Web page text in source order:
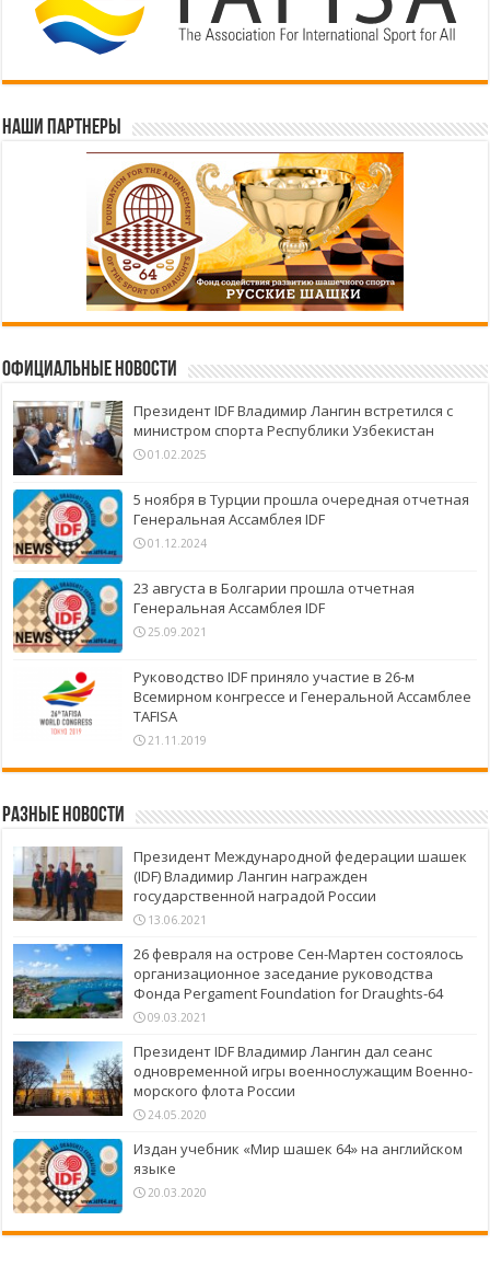
Наши партнеры
Официальные новости
Президент IDF Владимир Лангин встретился с
министром спорта Республики Узбекистан
01.02.2025
5 ноября в Турции прошла очередная отчетная
Генеральная Ассамблея IDF
01.12.2024
23 августа в Болгарии прошла отчетная
Генеральная Ассамблея IDF
25.09.2021
Руководство IDF приняло участие в 26-м
Всемирном конгрессе и Генеральной Ассамблее
TAFISA
21.11.2019
Разные новости
Президент Международной федерации шашек
(IDF) Владимир Лангин награжден
государственной наградой России
13.06.2021
26 февраля на острове Сен-Мартен состоялось
организационное заседание руководства
Фонда Pergament Foundation for Draughts-64
09.03.2021
Президент IDF Владимир Лангин дал сеанс
одновременной игры военнослужащим Военно-
морского флота России
24.05.2020
Издан учебник «Мир шашек 64» на английском
языке
20.03.2020